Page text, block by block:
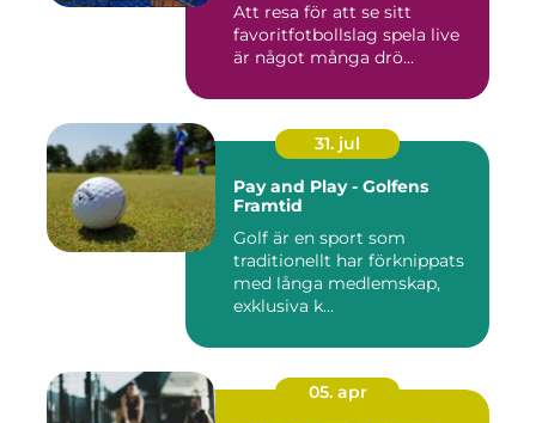
Att resa för att se sitt
favoritfotbollslag spela live
är något många drö...
31. jul
Pay and Play - Golfens
Framtid
Golf är en sport som
traditionellt har förknippats
med långa medlemskap,
exklusiva k...
05. apr